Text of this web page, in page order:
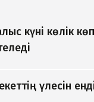
күні көлік
үлесін